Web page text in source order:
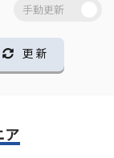
更 新
ア